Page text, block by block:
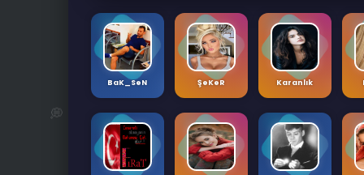
BaK_SeN ŞeKeR Karanlık